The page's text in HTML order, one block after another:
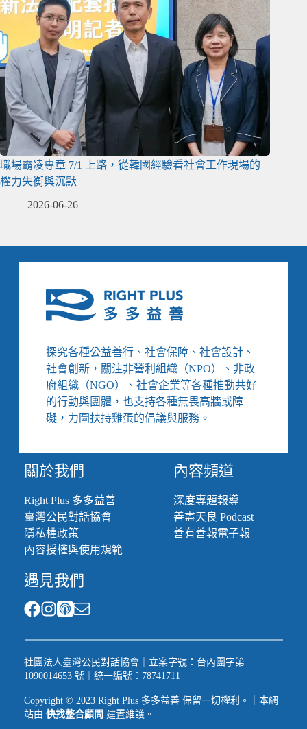
職場霸凌專章 7/1 上路，從韓國經驗看社會工作現場的
權力失衡與沉默
2026-06-26
探究各種公益善行、社會保障、社會設計、
社會創新，關注非營利組織（NPO）、非政
府組織（NGO）、社會企業等各種推動共好
的行動與團體，也支持各種無畏高牆或障
礙，力圖扶持雞蛋的倡議與服務。
關於我們
Right Plus 多多益善
臺灣公民對話協會
隱私權政策
內容授權與使用規範
內容頻道
深度專題報導
善盡天良 Podcast
善有善報電子報
遇見我們
社團法人臺灣公民對話協會｜立案字號：台內團字第
1090014653 號｜統一編號：78741711
Copyright © 2023 Right Plus 多多益善 保留一切權利。｜本網
站由 快找整合顧問 建置維護。